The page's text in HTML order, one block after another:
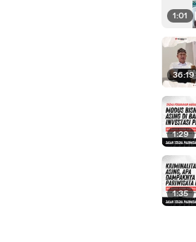
1:01
36:19
1:29
1:35